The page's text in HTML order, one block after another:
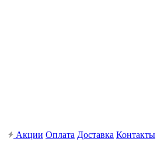
Акции Оплата Доставка Контакты